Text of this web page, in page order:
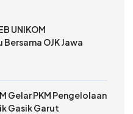
UNIKOM
OJK Jawa
Gelar PKM Pengelolaan
Gasik Garut